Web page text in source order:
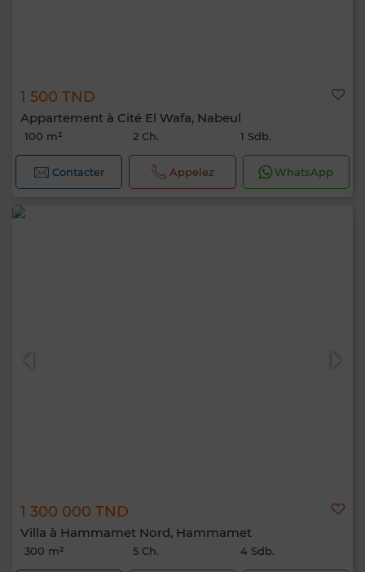
1 500 TND
Appartement à Cité El Wafa, Nabeul
100 m² 2 Ch. 1 Sdb.
Contacter Appelez WhatsApp
1 300 000 TND
Villa à Hammamet Nord, Hammamet
300 m² 5 Ch. 4 Sdb.